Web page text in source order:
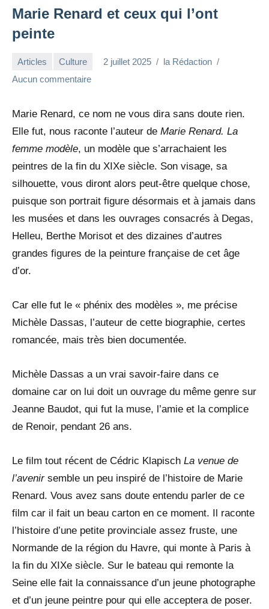
Marie Renard et ceux qui l’ont
peinte
Articles Culture 2 juillet 2025
la Rédaction
Aucun commentaire
Marie Renard, ce nom ne vous dira sans doute rien.
Elle fut, nous raconte l’auteur de Marie Renard. La
femme modèle, un modèle que s’arrachaient les
peintres de la fin du XIXe siècle. Son visage, sa
silhouette, vous diront alors peut-être quelque chose,
puisque son portrait figure désormais et à jamais dans
les musées et dans les ouvrages consacrés à Degas,
Helleu, Berthe Morisot et des dizaines d’autres
grandes figures de la peinture française de cet âge
d’or.
Car elle fut le « phénix des modèles », me précise
Michèle Dassas, l’auteur de cette biographie, certes
romancée, mais très bien documentée.
Michèle Dassas a un vrai savoir-faire dans ce
domaine car on lui doit un ouvrage du même genre sur
Jeanne Baudot, qui fut la muse, l’amie et la complice
de Renoir, pendant 26 ans.
Le film tout récent de Cédric Klapisch La venue de
l’avenirsemble un peu inspiré de l’histoire de Marie
Renard. Vous avez sans doute entendu parler de ce
film car il fait un beau carton en ce moment. Il raconte
l’histoire d’une petite provinciale assez fruste, une
Normande de la région du Havre, qui monte à Paris à
la fin du XIXe siècle. Sur le bateau qui remonte la
Seine elle fait la connaissance d’un jeune photographe
et d’un jeune peintre pour qui elle acceptera de poser.